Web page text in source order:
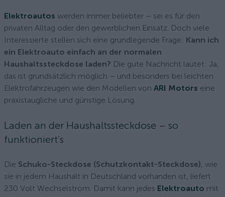
Elektroautos werden immer beliebter – sei es für den
privaten Alltag oder den gewerblichen Einsatz. Doch viele
Interessierte stellen sich eine grundlegende Frage: Kann ich
ein Elektroauto einfach an der normalen
Haushaltssteckdose laden? Die gute Nachricht lautet: Ja,
das ist grundsätzlich möglich – und besonders bei leichten
Elektrofahrzeugen wie den Modellen von ARI Motors eine
praxistaugliche und günstige Lösung.
Laden an der Haushaltssteckdose – so
funktioniert’s
Die Schuko-Steckdose (Schutzkontakt-Steckdose), wie
sie in jedem Haushalt in Deutschland vorhanden ist, liefert
230 Volt Wechselstrom. Damit kann jedes Elektroauto mit